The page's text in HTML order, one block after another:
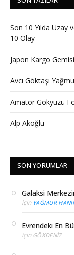
Son 10 Yılda Uzay
10 Olay
Japon Kargo
Avcı Göktaşı
Amatör Gökyüzü
Alp Akoğlu
SON YORUMLAR
Galaksi
için YAĞMUR
Evrendeki En
için GÖKDENIZ